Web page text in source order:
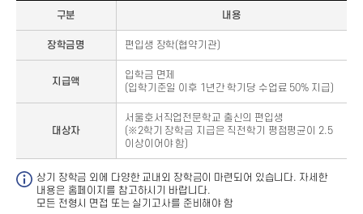
구분
내용
장학금명 편입생 장학(협약기관)
지급액
입학금 면제
(입학기준일 이후 1년간 학기당 수업료 50% 지급)
대상자
서울호서직업전문학교 출신의 편입생
(※2학기 장학금 지급은 직전학기 평점평균이 2.5
이상이어야 함)
상기 장학금 외에 다양한 교내외 장학금이 마련되어 있습니다. 자세한
내용은 홈페이지를 참고하시기 바랍니다.
모든 전형시 면접 또는 실기고사를 준비해야 함